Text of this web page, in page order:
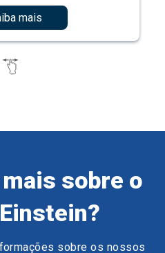
mais
sobre o
sobre os nossos